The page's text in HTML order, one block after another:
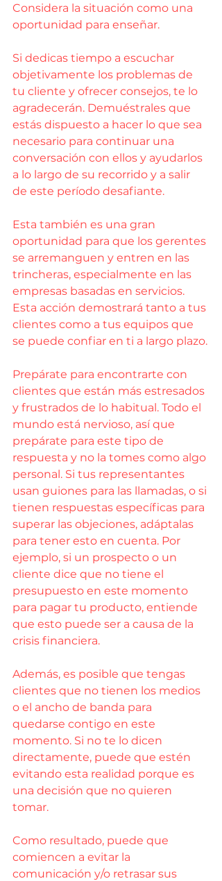
Considera la situación como una
oportunidad para enseñar.
Si dedicas tiempo a escuchar
objetivamente los problemas de
tu cliente y ofrecer consejos, te lo
agradecerán. Demuéstrales que
estás dispuesto a hacer lo que sea
necesario para continuar una
conversación con ellos y ayudarlos
a lo largo de su recorrido y a salir
de este período desafiante.
Esta también es una gran
oportunidad para que los gerentes
se arremanguen y entren en las
trincheras, especialmente en las
empresas basadas en servicios.
Esta acción demostrará tanto a tus
clientes como a tus equipos que
se puede confiar en ti a largo plazo.
Prepárate para encontrarte con
clientes que están más estresados
y frustrados de lo habitual. Todo el
mundo está nervioso, así que
prepárate para este tipo de
respuesta y no la tomes como algo
personal. Si tus representantes
usan guiones para las llamadas, o si
tienen respuestas específicas para
superar las objeciones, adáptalas
para tener esto en cuenta. Por
ejemplo, si un prospecto o un
cliente dice que no tiene el
presupuesto en este momento
para pagar tu producto, entiende
que esto puede ser a causa de la
crisis financiera.
Además, es posible que tengas
clientes que no tienen los medios
o el ancho de banda para
quedarse contigo en este
momento. Si no te lo dicen
directamente, puede que estén
evitando esta realidad porque es
una decisión que no quieren
tomar.
Como resultado, puede que
comiencen a evitar la
comunicación y/o retrasar sus